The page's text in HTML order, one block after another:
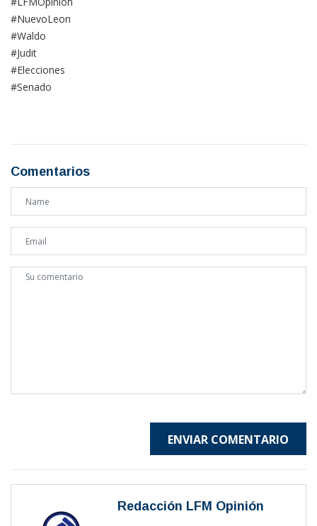
#NuevoLeon
#Waldo
#Judit
#Elecciones
#Senado
Comentarios
ENVIAR COMENTARIO
Redacción LFM Opinión